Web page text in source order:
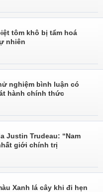
tôm khô bị tẩm hoá
nhiên
nghiệm bình luận có
hành chính thức
Justin Trudeau: “Nam
giới chính trị
Xanh lá cây khi đi hẹn